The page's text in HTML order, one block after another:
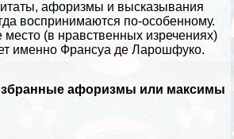
афоризмы и высказывания
воспринимаются по-особенному.
место (в нравственных изречениях)
именно Франсуа де Ларошфуко.
афоризмы или максимы